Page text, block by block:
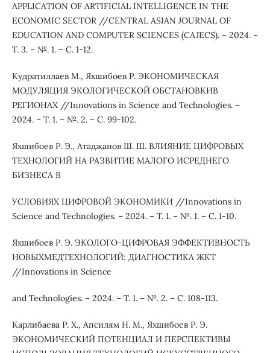
APPLICATION OF ARTIFICIAL INTELLIGENCE IN THE
ECONOMIC SECTOR //CENTRAL ASIAN JOURNAL OF
EDUCATION AND COMPUTER SCIENCES (CAJECS). – 2024. –
Т. 3. – №. 1. – С. 1-12.
Кудратиллаев М., Яхшибоев Р. ЭКОНОМИЧЕСКАЯ
МОДУЛЯЦИЯ ЭКОЛОГИЧЕСКОЙ ОБСТАНОВКИВ
РЕГИОНАХ //Innovations in Science and Technologies. –
2024. – Т. 1. – №. 2. – С. 99-102.
Яхшибоев Р. Э., Атаджанов Ш. Ш. ВЛИЯНИЕ ЦИФРОВЫХ
ТЕХНОЛОГИЙ НА РАЗВИТИЕ МАЛОГО ИСРЕДНЕГО
БИЗНЕСА В
УСЛОВИЯХ ЦИФРОВОЙ ЭКОНОМИКИ //Innovations in
Science and Technologies. – 2024. – Т. 1. – №. 1. – С. 1-10.
Яхшибоев Р. Э. ЭКОЛОГО-ЦИФРОВАЯ ЭФФЕКТИВНОСТЬ
НОВЫХМЕДТЕХНОЛОГИЙ: ДИАГНОСТИКА ЖКТ
//Innovations in Science
and Technologies. – 2024. – Т. 1. – №. 2. – С. 108-113.
Карлибаева Р. Х., Апсилям Н. М., Яхшибоев Р. Э.
ЭКОНОМИЧЕСКИЙ ПОТЕНЦИАЛ И ПЕРСПЕКТИВЫ